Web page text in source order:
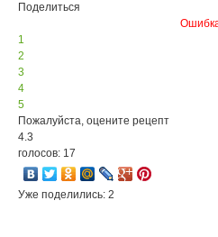
Поделиться
1
2
3
4
5
Пожалуйста, оцените рецепт
4.3
голосов: 17
Уже поделились: 2